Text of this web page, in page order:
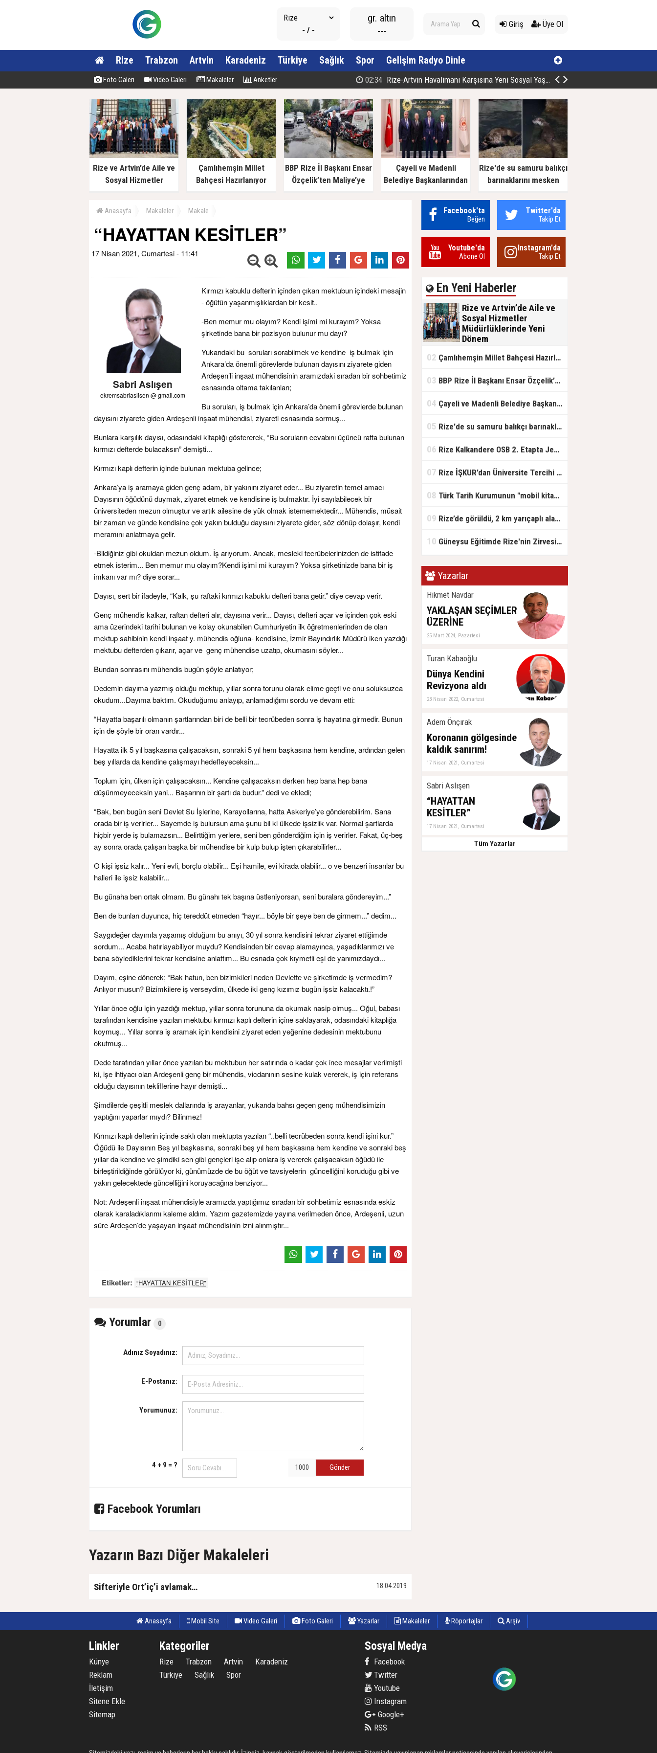
- / -
gr. altın
---
Giriş Üye Ol
Rize Trabzon Artvin Karadeniz Türkiye Sağlık Spor Gelişim Radyo Dinle
Foto Galeri Video Galeri Makaleler Anketler 02:34 Rize-Artvin Havalimanı Karşısına Yeni Sosyal Yaşam Alan
Rize ve Artvin’de Aile ve
Sosyal Hizmetler
Çamlıhemşin Millet
Bahçesi Hazırlanıyor
BBP Rize İl Başkanı Ensar
Özçelik’ten Maliye’ye
Çayeli ve Madenli
Belediye Başkanlarından
Rize'de su samuru balıkçı
barınaklarını mesken
Anasayfa Makaleler Makale
“HAYATTAN KESİTLER”
17 Nisan 2021, Cumartesi - 11:41
Sabri Aslışen
ekremsabriaslisen @ gmail.com
Kırmızı kabuklu defterin içinden çıkan mektubun içindeki mesajin
- öğütün yaşanmışlıklardan bir kesit..
-Ben memur mu olayım? Kendi işimi mi kurayım? Yoksa
şirketinde bana bir pozisyon bulunur mu dayı?
Yukarıdaki bu soruları sorabilmek ve kendine iş bulmak için
Ankara’da önemli görevlerde bulunan dayısını ziyarete giden
Ardeşen’li inşaat mühendisinin aramızdaki sıradan bir sohbetimiz
esnasında oltama takılanları;
Bu soruları, iş bulmak için Ankara’da önemli görevlerde bulunan
dayısını ziyarete giden Ardeşenli inşaat mühendisi, ziyareti esnasında sormuş...
Bunlara karşılık dayısı, odasındaki kitaplığı göstererek, “Bu soruların cevabını üçüncü rafta bulunan
kırmızı defterde bulacaksın” demişti...
Kırmızı kaplı defterin içinde bulunan mektuba gelince;
Ankara’ya iş aramaya giden genç adam, bir yakınını ziyaret eder... Bu ziyaretin temel amacı
Dayısının öğüdünü duymak, ziyaret etmek ve kendisine iş bulmaktır. İyi sayılabilecek bir
üniversiteden mezun olmuştur ve artık ailesine de yük olmak istememektedir... Mühendis, müsait
bir zaman ve günde kendisine çok yakın bulduğu dayısını ziyarete gider, söz dönüp dolaşır, kendi
meramını anlatmaya gelir.
-Bildiğiniz gibi okuldan mezun oldum. İş arıyorum. Ancak, mesleki tecrübelerinizden de istifade
etmek isterim... Ben memur mu olayım?Kendi işimi mi kurayım? Yoksa şirketinizde bana bir iş
imkanı var mı? diye sorar...
Dayısı, sert bir ifadeyle, “Kalk, şu raftaki kırmızı kabuklu defteri bana getir.” diye cevap verir.
Genç mühendis kalkar, raftan defteri alır, dayısına verir... Dayısı, defteri açar ve içinden çok eski
ama üzerindeki tarihi bulunan ve kolay okunabilen Cumhuriyetin ilk öğretmenlerinden de olan
mektup sahibinin kendi inşaat y. mühendis oğluna- kendisine, İzmir Bayındırlık Müdürü iken yazdığı
mektubu defterden çıkarır, açar ve genç mühendise uzatıp, okumasını söyler...
Bundan sonrasını mühendis bugün şöyle anlatıyor;
Dedemin dayıma yazmış olduğu mektup, yıllar sonra torunu olarak elime geçti ve onu soluksuzca
okudum...Dayıma baktım. Okuduğumu anlayıp, anlamadığımı sordu ve devam etti:
“Hayatta başarılı olmanın şartlarından biri de belli bir tecrübeden sonra iş hayatına girmedir. Bunun
için de şöyle bir oran vardır...
Hayatta ilk 5 yıl başkasına çalışacaksın, sonraki 5 yıl hem başkasına hem kendine, ardından gelen
beş yıllarda da kendine çalışmayı hedefleyeceksin...
Toplum için, ülken için çalışacaksın... Kendine çalışacaksın derken hep bana hep bana
düşünmeyeceksin yani... Başarının bir şartı da budur.” dedi ve ekledi;
“Bak, ben bugün seni Devlet Su İşlerine, Karayollarına, hatta Askeriye’ye gönderebilirim. Sana
orada bir iş verirler... Sayemde iş bulursun ama şunu bil ki ülkede işsizlik var. Normal şartlarda
hiçbir yerde iş bulamazsın... Belirttiğim yerlere, seni ben gönderdiğim için iş verirler. Fakat, üç-beş
ay sonra orada çalışan başka bir mühendise bir kulp bulup işten çıkarabilirler...
O kişi işsiz kalır... Yeni evli, borçlu olabilir... Eşi hamile, evi kirada olabilir... o ve benzeri insanlar bu
halleri ile işsiz kalabilir...
Bu günaha ben ortak olmam. Bu günahı tek başına üstleniyorsan, seni buralara göndereyim...”
Ben de bunları duyunca, hiç tereddüt etmeden “hayır... böyle bir şeye ben de girmem...” dedim...
Saygıdeğer dayımla yaşamış olduğum bu anıyı, 30 yıl sonra kendisini tekrar ziyaret ettiğimde
sordum... Acaba hatırlayabiliyor muydu? Kendisinden bir cevap alamayınca, yaşadıklarımızı ve
bana söylediklerini tekrar kendisine anlattım... Bu esnada çok kıymetli eşi de yanımızdaydı...
Dayım, eşine dönerek; “Bak hatun, ben bizimkileri neden Devlette ve şirketimde iş vermedim?
Anlıyor musun? Bizimkilere iş verseydim, ülkede iki genç kızımız bugün işsiz kalacaktı.!”
Yıllar önce oğlu için yazdığı mektup, yıllar sonra torununa da okumak nasip olmuş... Oğul, babası
tarafından kendisine yazılan mektubu kırmızı kaplı defterin içine saklayarak, odasındaki kitaplığa
koymuş... Yıllar sonra iş aramak için kendisini ziyaret eden yeğenine dedesinin mektubunu
okutmuş...
Dede tarafından yıllar önce yazılan bu mektubun her satırında o kadar çok ince mesajlar verilmişti
ki, işe ihtiyacı olan Ardeşenli genç bir mühendis, vicdanının sesine kulak vererek, iş için referans
olduğu dayısının tekliflerine hayır demişti...
Şimdilerde çeşitli meslek dallarında iş arayanlar, yukarıda bahsı geçen genç mühendisimizin
yaptığını yaparlar mıydı? Bilinmez!
Kırmızı kaplı defterin içinde saklı olan mektupta yazılan “..belli tecrübeden sonra kendi işini kur.”
Öğüdü ile Dayısının Beş yıl başkasına, sonraki beş yıl hem başkasına hem kendine ve sonraki beş
yıllar da kendine ve şimdiki sen gibi gençleri işe alıp onlara iş vererek çalışacaksın öğüdü ile
birleştirildiğinde görülüyor ki, günümüzde de bu öğüt ve tavsiyelerin güncelliğini koruduğu gibi ve
yakın gelecektede güncelliğini koruyacağına benziyor...
Not: Ardeşenli inşaat mühendisiyle aramızda yaptığımız sıradan bir sohbetimiz esnasında eskiz
olarak karaladıklarımı kaleme aldım. Yazım gazetemizde yayına verilmeden önce, Ardeşenli, uzun
süre Ardeşen’de yaşayan inşaat mühendisinin izni alınmıştır...
Etiketler: “HAYATTAN KESİTLER”
Yorumlar 0
Adınız Soyadınız:
E-Postanız:
Yorumunuz:
4 + 9 = ? Gönder
Facebook Yorumları
Yazarın Bazı Diğer Makaleleri
Sifteriyle Ort’iç’i avlamak… 18.04.2019
Facebook'ta
Beğen
Twitter'da
Takip Et
Youtube'da
Abone Ol
Instagram'da
Takip Et
En Yeni Haberler
Rize ve Artvin’de Aile ve
Sosyal Hizmetler
Müdürlüklerinde Yeni
Dönem
bünyesinde Rize ve Artvin İl
Müdürlüklerinde gerçekleşen görev
devlet geleneğinin ön plana çıktığı
02 Çamlıhemşin Millet Bahçesi Hazırlanıyor
03 BBP Rize İl Başkanı Ensar Özçelik’ten Maliye’ye Çağrı: "Esnafın Ekmek Teknesine Haciz Borcu Ödetmez, Üretimi Durdurur!"
04 Çayeli ve Madenli Belediye Başkanlarından Bakan Kurum’a Ziyaret
05 Rize'de su samuru balıkçı barınaklarını mesken tuttu
06 Rize Kalkandere OSB 2. Etapta Jeolojik Etüt Çalışmaları Başladı
07 Rize İŞKUR’dan Üniversite Tercihi Yapan Adaylara DABİS Desteği
08 Türk Tarih Kurumunun "mobil kitap satış mağazası" Rize'ye geldi
09 Rize’de görüldü, 2 km yarıçaplı alan karantinada
10 Güneysu Eğitimde Rize'nin Zirvesinde: LGS ve YKS’de Rize Birinciliği Geldi!
Yazarlar
Hikmet Navdar
YAKLAŞAN SEÇİMLER
ÜZERİNE
25 Mart 2024, Pazartesi
Turan Kabaoğlu
Dünya Kendini
Revizyona aldı
23 Nisan 2022, Cumartesi
Adem Önçırak
Koronanın gölgesinde
kaldık sanırım!
17 Nisan 2021, Cumartesi
Sabri Aslışen
“HAYATTAN
KESİTLER”
17 Nisan 2021, Cumartesi
Tüm Yazarlar
Anasayfa Mobil Site Video Galeri Foto Galeri Yazarlar Makaleler Röportajlar Arşiv
Linkler
Künye
Reklam
İletişim
Sitene Ekle
Sitemap
Kategoriler
Rize Trabzon Artvin
Karadeniz
Türkiye
Sağlık Spor
Sosyal Medya
Facebook
Twitter
Youtube
Instagram
Google+
RSS